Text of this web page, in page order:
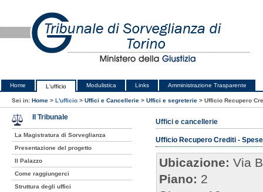
Home L'ufficio Modulistica Links Amministrazione Trasparente
Sei in: Home > L'ufficio > Uffici e Cancellerie > Uffici e segreterie > Ufficio Recupero
Uffici e cancellerie
Ufficio Recupero Crediti -
Ubicazione: Via
Piano: 2
Il Tribunale
La Magistratura di Sorveglianza
Presentazione del progetto
Il Palazzo
Come raggiungerci
Struttura degli uffici